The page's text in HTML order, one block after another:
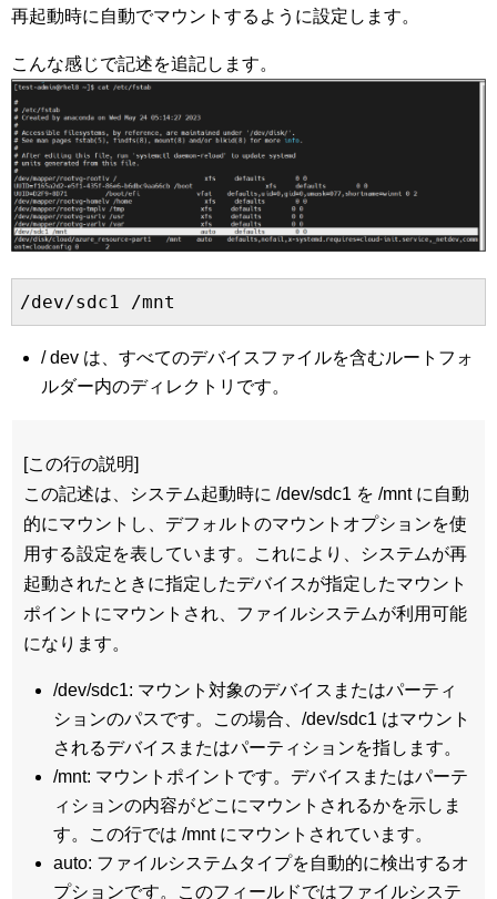
再起動時に自動でマウントするように設定します。
こんな感じで記述を追記します。
/dev/sdc1 /mnt
/ dev は、すべてのデバイスファイルを含むルートフォ
ルダー内のディレクトリです。
[この行の説明]
この記述は、システム起動時に /dev/sdc1 を /mnt に自動
的にマウントし、デフォルトのマウントオプションを使
用する設定を表しています。これにより、システムが再
起動されたときに指定したデバイスが指定したマウント
ポイントにマウントされ、ファイルシステムが利用可能
になります。
/dev/sdc1: マウント対象のデバイスまたはパーティ
ションのパスです。この場合、/dev/sdc1 はマウント
されるデバイスまたはパーティションを指します。
/mnt: マウントポイントです。デバイスまたはパーテ
ィションの内容がどこにマウントされるかを示しま
す。この行では /mnt にマウントされています。
auto: ファイルシステムタイプを自動的に検出するオ
プションです。このフィールドではファイルシステ